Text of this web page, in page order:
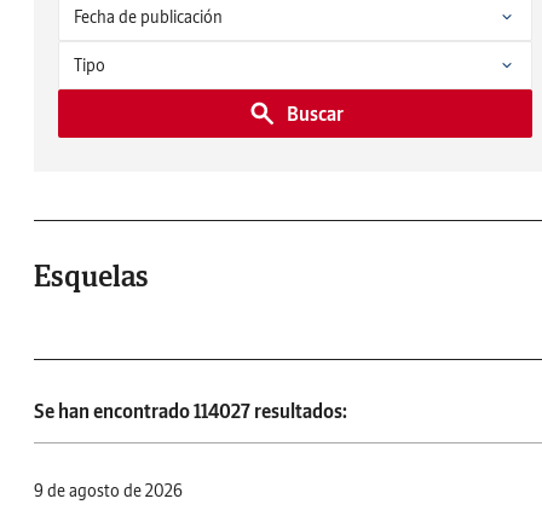
Buscar
Esquelas
Se han encontrado 114027 resultados:
9 de agosto de 2026